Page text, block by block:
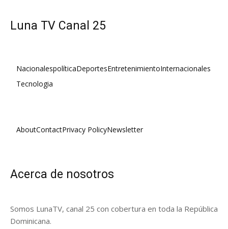
Luna TV Canal 25
NacionalespolíticaDeportesEntretenimientoInternacionales
Tecnologia
AboutContactPrivacy PolicyNewsletter
Acerca de nosotros
Somos LunaTV, canal 25 con cobertura en toda la República
Dominicana.